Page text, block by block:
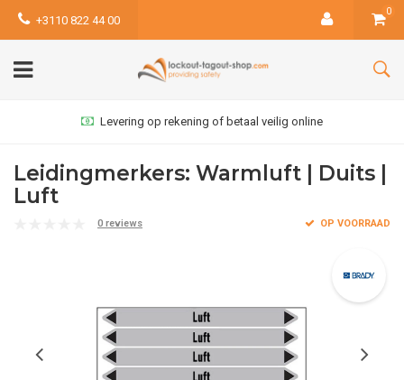
+3110 822 44 00
0
Levering op rekening of betaal veilig online
Leidingmerkers: Warmluft | Duits |
Luft
0 reviews OP VOORRAAD